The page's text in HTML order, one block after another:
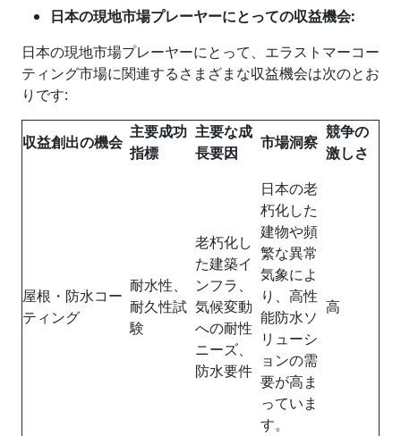
日本の現地市場プレーヤーにとっての収益機会:
日本の現地市場プレーヤーにとって、エラストマーコー
ティング市場に関連するさまざまな収益機会は次のとお
りです:
収益創出の機会
主要成功
指標
主要な成
長要因
市場洞察
競争の
激しさ
屋​​根・防水コー
ティング
耐水性、
耐久性試
験
老朽化し
た建築イ
ンフラ、
気候変動
への耐性
ニーズ、
防水要件
日本の老
朽化した
建物や頻
繁な異常
気象によ
り、高性
能防水ソ
リューシ
ョンの需
要が高ま
っていま
す。
高